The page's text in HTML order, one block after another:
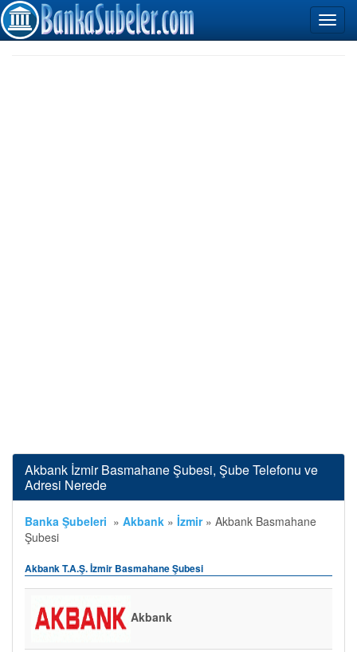
Akbank İzmir Basmahane Şubesi, Şube Telefonu ve
Adresi Nerede
Banka Şubeleri » Akbank » İzmir » Akbank Basmahane
Şubesi
Akbank T.A.Ş. İzmir Basmahane Şubesi
Akbank